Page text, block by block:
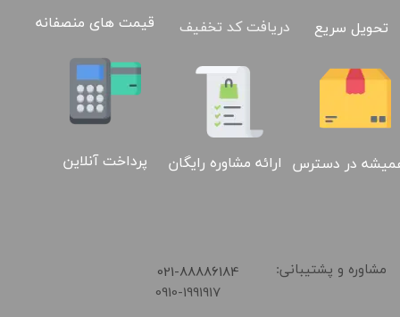
تحویل سریع دریافت کد تخفیف قیمت های منصفانه
در دسترس ارائه مشاوره رایگان پرداخت آنلاین
مشاوره و پشتیبانی: ​021-88886184
0910-1991917